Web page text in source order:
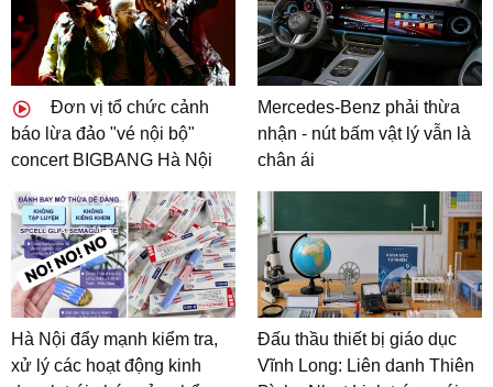
Đơn vị tổ chức cảnh
báo lừa đảo "vé nội bộ"
concert BIGBANG Hà Nội
Mercedes-Benz phải thừa
nhận - nút bấm vật lý vẫn là
chân ái
Hà Nội đẩy mạnh kiểm tra,
xử lý các hoạt động kinh
Đấu thầu thiết bị giáo dục
Vĩnh Long: Liên danh Thiên